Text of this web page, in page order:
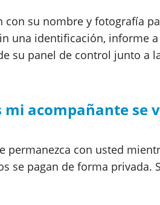
su nombre y fotografía
una identificación, informe
su panel de control junto a
acompañante se
permanezca con usted
se pagan de forma privada.